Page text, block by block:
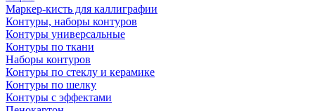
Маркер-кисть для каллиграфии
Контуры, наборы контуров
Контуры универсальные
Контуры по ткани
Наборы контуров
Контуры по стеклу и керамике
Контуры по шелку
Контуры с эффектами